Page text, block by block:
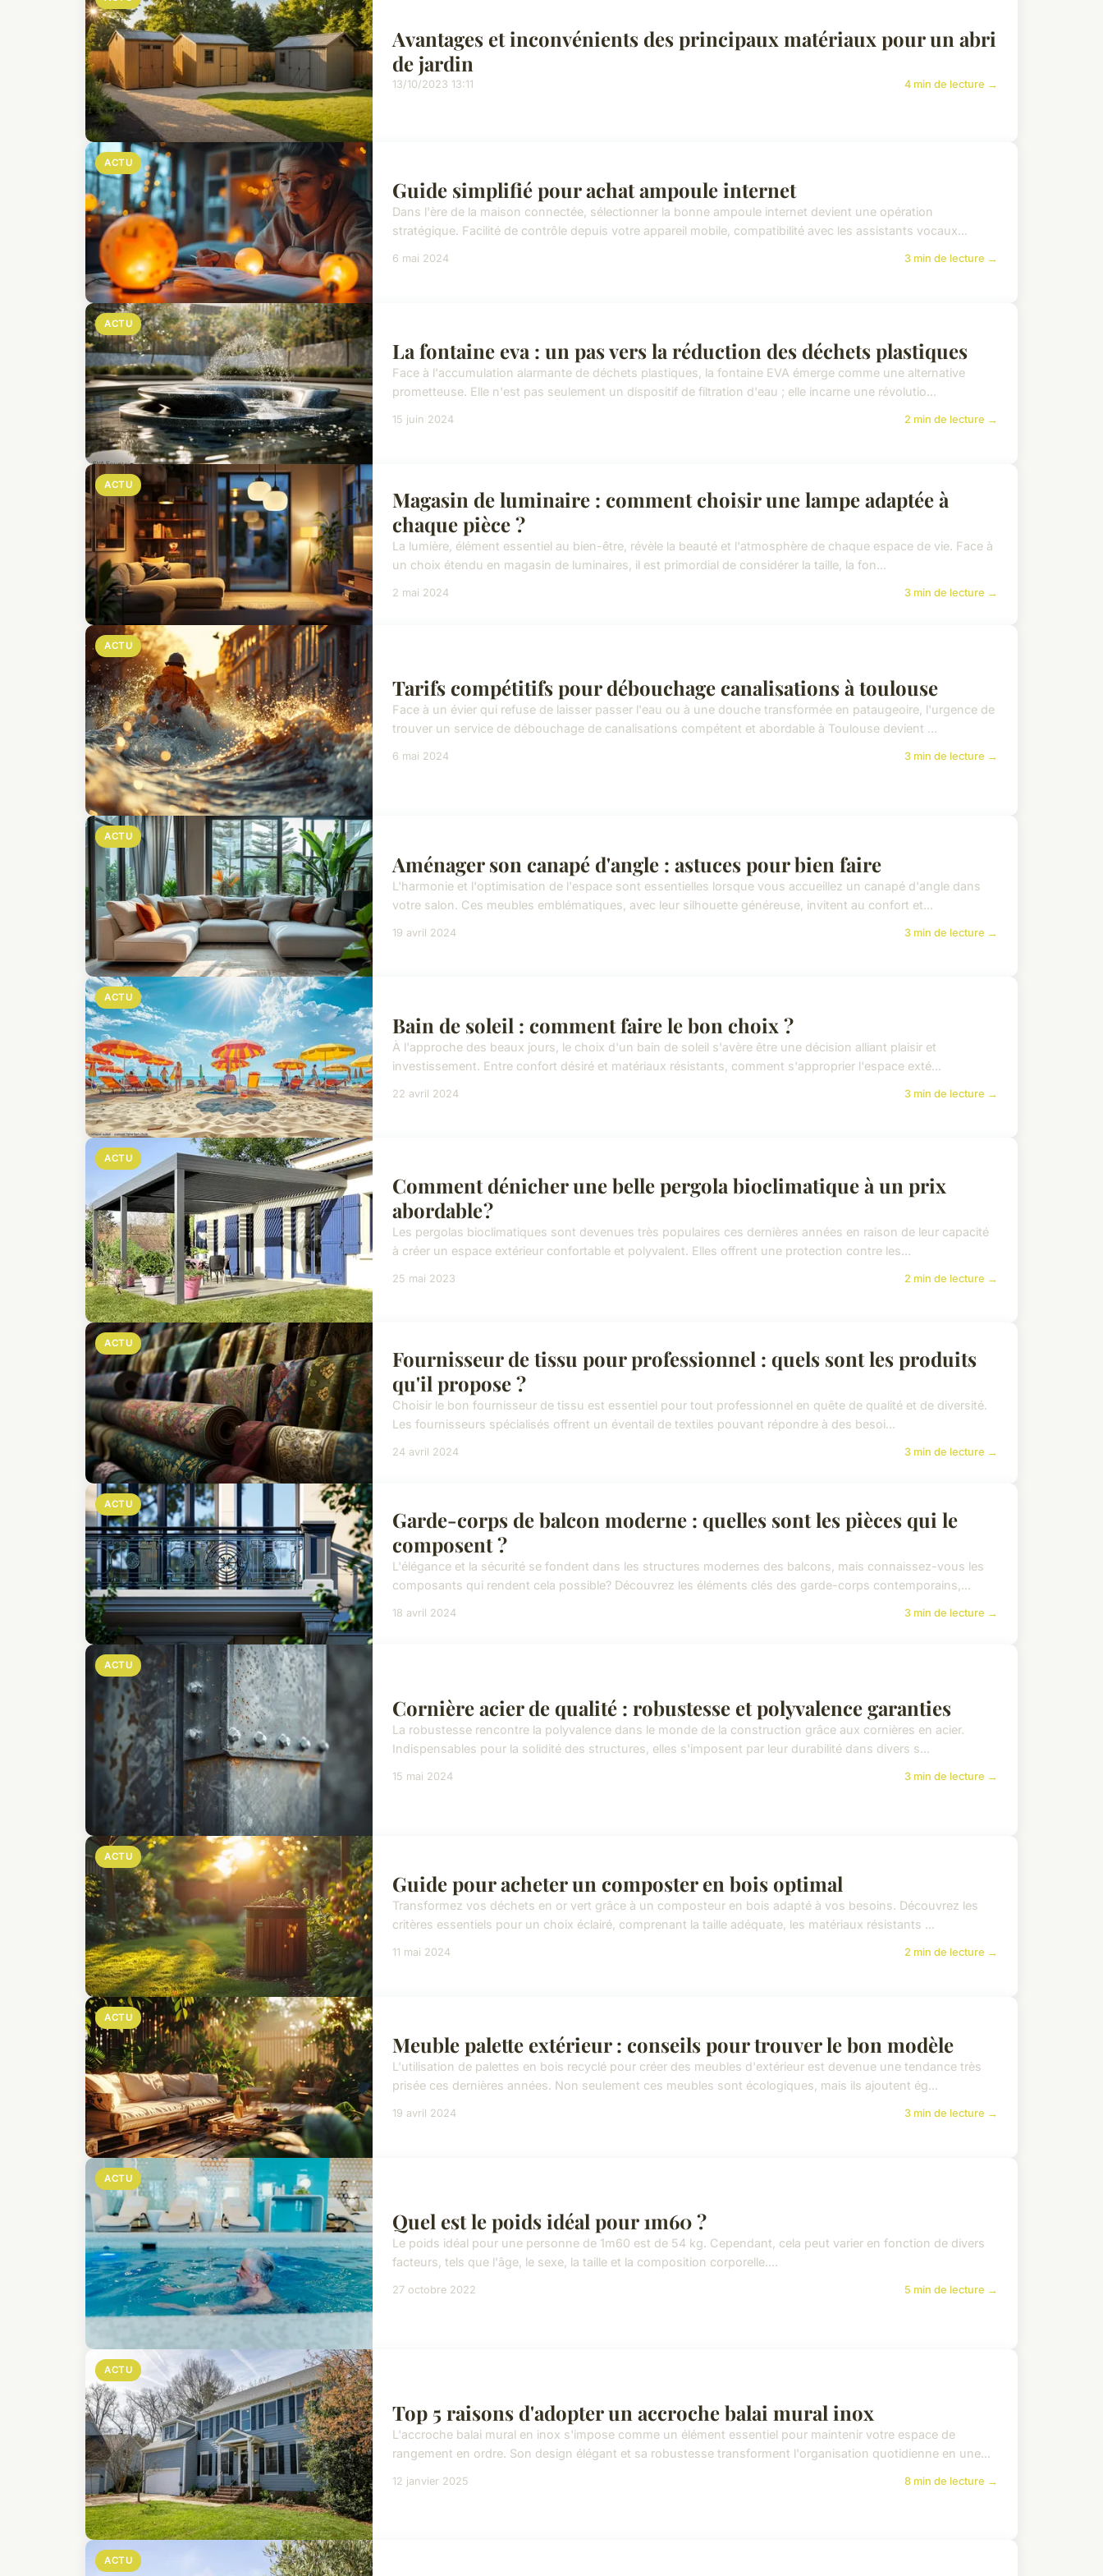
Avantages et inconvénients des principaux matériaux pour un abri
de jardin
13/10/2023 13:11 4 min de lecture →
ACTU
Guide simplifié pour achat ampoule internet
Dans l'ère de la maison connectée, sélectionner la bonne ampoule internet devient une opération
stratégique. Facilité de contrôle depuis votre appareil mobile, compatibilité avec les assistants vocaux...
6 mai 2024 3 min de lecture →
ACTU
La fontaine eva : un pas vers la réduction des déchets plastiques
Face à l'accumulation alarmante de déchets plastiques, la fontaine EVA émerge comme une alternative
prometteuse. Elle n'est pas seulement un dispositif de filtration d'eau ; elle incarne une révolutio...
15 juin 2024 2 min de lecture →
ACTU
Magasin de luminaire : comment choisir une lampe adaptée à
chaque pièce ?
La lumière, élément essentiel au bien-être, révèle la beauté et l'atmosphère de chaque espace de vie. Face à
un choix étendu en magasin de luminaires, il est primordial de considérer la taille, la fon...
2 mai 2024 3 min de lecture →
ACTU
Tarifs compétitifs pour débouchage canalisations à toulouse
Face à un évier qui refuse de laisser passer l'eau ou à une douche transformée en pataugeoire, l'urgence de
trouver un service de débouchage de canalisations compétent et abordable à Toulouse devient ...
6 mai 2024 3 min de lecture →
ACTU
Aménager son canapé d'angle : astuces pour bien faire
L'harmonie et l'optimisation de l'espace sont essentielles lorsque vous accueillez un canapé d'angle dans
votre salon. Ces meubles emblématiques, avec leur silhouette généreuse, invitent au confort et...
19 avril 2024 3 min de lecture →
ACTU
Bain de soleil : comment faire le bon choix ?
À l'approche des beaux jours, le choix d'un bain de soleil s'avère être une décision alliant plaisir et
investissement. Entre confort désiré et matériaux résistants, comment s'approprier l'espace exté...
22 avril 2024 3 min de lecture →
ACTU
Comment dénicher une belle pergola bioclimatique à un prix
abordable ?
Les pergolas bioclimatiques sont devenues très populaires ces dernières années en raison de leur capacité
à créer un espace extérieur confortable et polyvalent. Elles offrent une protection contre les...
25 mai 2023 2 min de lecture →
ACTU
Fournisseur de tissu pour professionnel : quels sont les produits
qu'il propose ?
Choisir le bon fournisseur de tissu est essentiel pour tout professionnel en quête de qualité et de diversité.
Les fournisseurs spécialisés offrent un éventail de textiles pouvant répondre à des besoi...
24 avril 2024 3 min de lecture →
ACTU
Garde-corps de balcon moderne : quelles sont les pièces qui le
composent ?
L'élégance et la sécurité se fondent dans les structures modernes des balcons, mais connaissez-vous les
composants qui rendent cela possible? Découvrez les éléments clés des garde-corps contemporains,...
18 avril 2024 3 min de lecture →
ACTU
Cornière acier de qualité : robustesse et polyvalence garanties
La robustesse rencontre la polyvalence dans le monde de la construction grâce aux cornières en acier.
Indispensables pour la solidité des structures, elles s'imposent par leur durabilité dans divers s...
15 mai 2024 3 min de lecture →
ACTU
Guide pour acheter un composter en bois optimal
Transformez vos déchets en or vert grâce à un composteur en bois adapté à vos besoins. Découvrez les
critères essentiels pour un choix éclairé, comprenant la taille adéquate, les matériaux résistants ...
11 mai 2024 2 min de lecture →
ACTU
Meuble palette extérieur : conseils pour trouver le bon modèle
L'utilisation de palettes en bois recyclé pour créer des meubles d'extérieur est devenue une tendance très
prisée ces dernières années. Non seulement ces meubles sont écologiques, mais ils ajoutent ég...
19 avril 2024 3 min de lecture →
ACTU
Quel est le poids idéal pour 1m60 ?
Le poids idéal pour une personne de 1m60 est de 54 kg. Cependant, cela peut varier en fonction de divers
facteurs, tels que l'âge, le sexe, la taille et la composition corporelle....
27 octobre 2022 5 min de lecture →
ACTU
Top 5 raisons d'adopter un accroche balai mural inox
L'accroche balai mural en inox s'impose comme un élément essentiel pour maintenir votre espace de
rangement en ordre. Son design élégant et sa robustesse transforment l'organisation quotidienne en une...
12 janvier 2025 8 min de lecture →
ACTU